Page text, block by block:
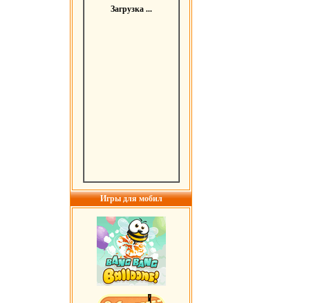
Загрузка ...
Игры для мобил